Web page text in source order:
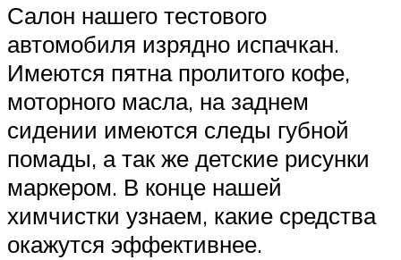
Салон нашего тестового
автомобиля изрядно испачкан.
Имеются пятна пролитого кофе,
моторного масла, на заднем
сидении имеются следы губной
помады, а так же детские рисунки
маркером. В конце нашей
химчистки узнаем, какие средства
окажутся эффективнее.